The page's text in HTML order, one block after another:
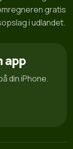
gratis
i udlandet.
app
din iPhone.